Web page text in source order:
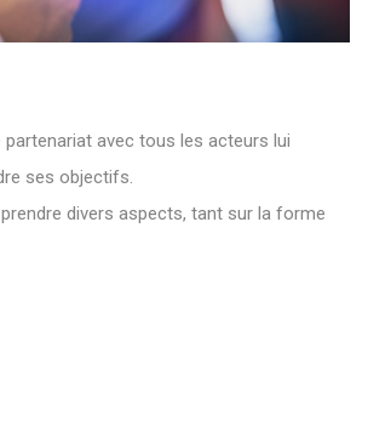
partenariat avec tous les acteurs lui
ses objectifs.
divers aspects, tant sur la forme